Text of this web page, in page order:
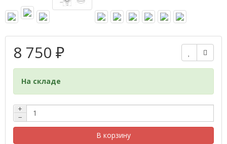
8 750 ₽
На складе
+
−
В корзину